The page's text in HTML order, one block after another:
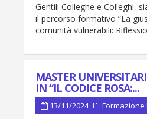
Gentili Colleghe e Colleghi,
il percorso formativo “La
comunità vulnerabili:
MASTER
IN “IL CODICE ROSA:...
13/11/2024 Formazione